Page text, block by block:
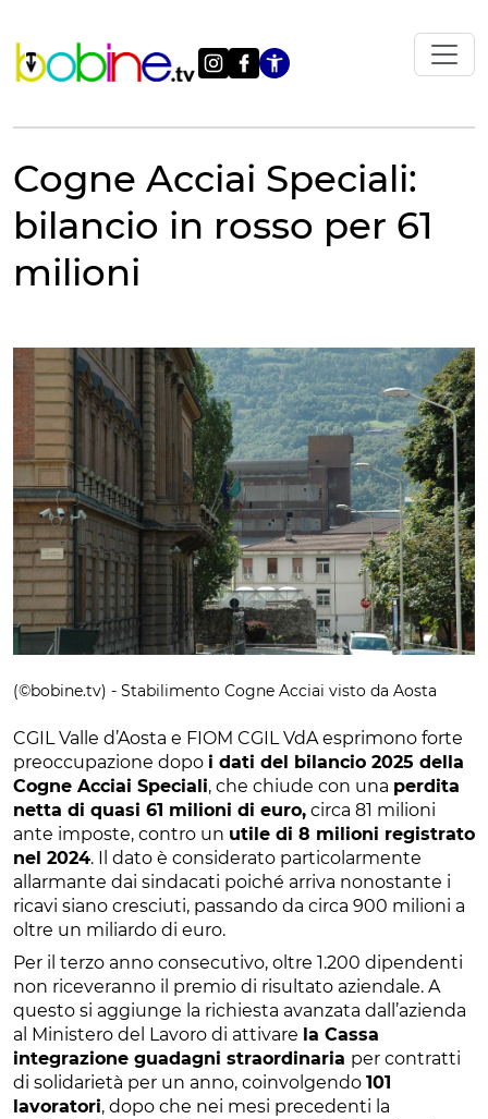
contenuto
Apri le
Cogne Acciai Speciali:
bilancio in rosso per 61
milioni
(©bobine.tv) - Stabilimento Cogne Acciai visto da Aosta
CGIL Valle d’Aosta e FIOM CGIL VdA esprimono forte
preoccupazione dopo i dati del bilancio 2025 della
Cogne Acciai Speciali, che chiude con una perdita
netta di quasi 61 milioni di euro, circa 81 milioni
ante imposte, contro un utile di 8 milioni registrato
nel 2024. Il dato è considerato particolarmente
allarmante dai sindacati poiché arriva nonostante i
ricavi siano cresciuti, passando da circa 900 milioni a
oltre un miliardo di euro.
Per il terzo anno consecutivo, oltre 1.200 dipendenti
non riceveranno il premio di risultato aziendale. A
questo si aggiunge la richiesta avanzata dall’azienda
al Ministero del Lavoro di attivare la Cassa
integrazione guadagni straordinaria per contratti
di solidarietà per un anno, coinvolgendo 101
lavoratori, dopo che nei mesi precedenti la